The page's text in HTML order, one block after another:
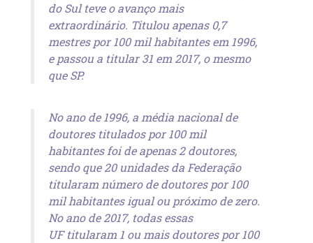
do Sul teve o avanço mais
extraordinário. Titulou apenas 0,7
mestres por 100 mil habitantes em 1996,
e passou a titular 31 em 2017, o mesmo
que SP.
No ano de 1996, a média nacional de
doutores titulados por 100 mil
habitantes foi de apenas 2 doutores,
sendo que 20 unidades da Federação
titularam número de doutores por 100
mil habitantes igual ou próximo de zero.
No ano de 2017, todas essas
UF titularam 1 ou mais doutores por 100